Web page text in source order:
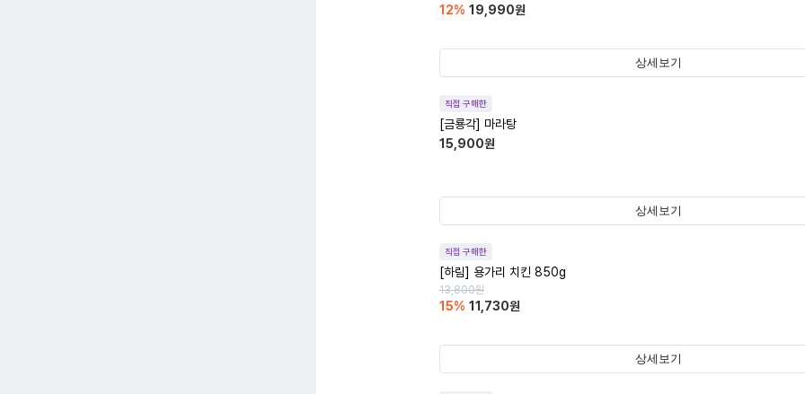
12% 19,990원
상세보기
직접 구매한
[금룡각] 마라탕
15,900원
상세보기
직접 구매한
[하림] 용가리 치킨 850g
13,800원
15% 11,730원
상세보기